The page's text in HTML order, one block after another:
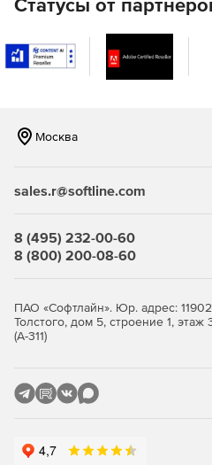
чистый звук, что создает
Отечественная
Включен в реестр
Безопасность
Поддержка ОС Astra Linux.
Более 400 компаний
Статусы от
Москва
sales.r@softline.com
8 (495) 232-00-60
8 (800) 200-08-60
ПАО «Софтлайн». Юр. адрес:
Толстого, дом 5, строение 1,
(А-311)